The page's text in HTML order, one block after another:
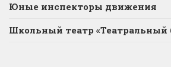
Юные инспекторы движения
Школьный театр «Театральный